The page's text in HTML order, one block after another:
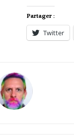
Partager :
Twitter